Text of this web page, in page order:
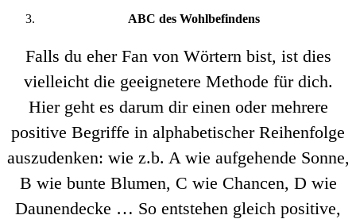
ABC des Wohlbefindens
Falls du eher Fan von Wörtern bist, ist dies
vielleicht die geeignetere Methode für dich.
Hier geht es darum dir einen oder mehrere
positive Begriffe in alphabetischer Reihenfolge
auszudenken: wie z.b. A wie aufgehende Sonne,
B wie bunte Blumen, C wie Chancen, D wie
Daunendecke … So entstehen gleich positive,